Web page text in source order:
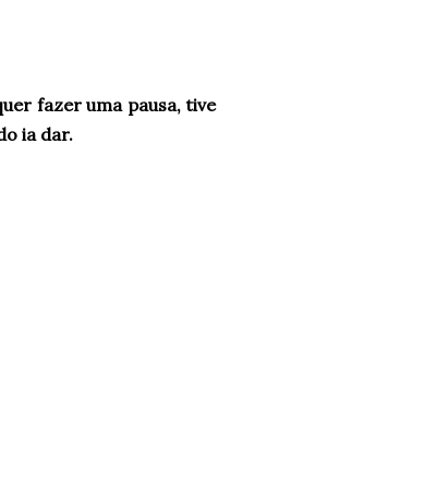
fazer uma pausa, tive
ia dar.